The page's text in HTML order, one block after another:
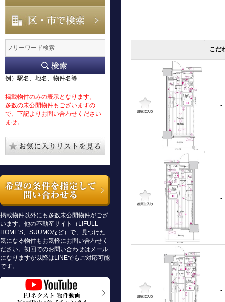
例）駅名、地名、物件名等
掲載物件のみの表示となります。
多数の未公開物件もございますの
で、下記よりお問い合わせください
ませ。
掲載物件以外にも多数未公開物件がござ
います。他の不動産サイト（LIFULL
HOME'S、SUUMOなど）で、見つけた
気になる物件もお気軽にお問い合わせく
ださい。初回でのお問い合わせはメール
になりますが以降はLINEでもご対応可能
です。
こだ
-
-
-